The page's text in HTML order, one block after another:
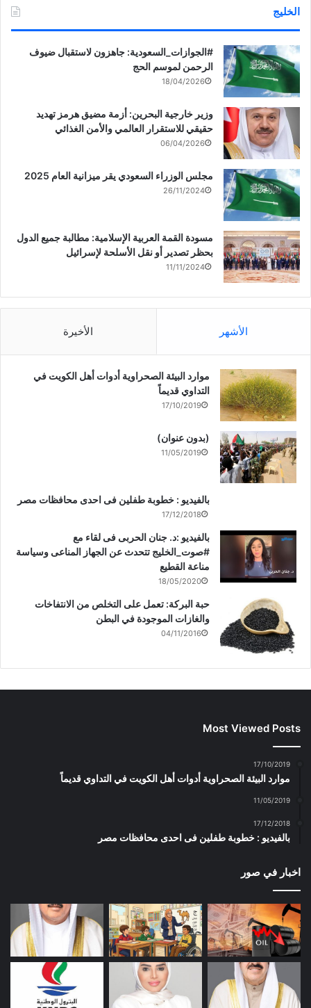
الخليج
‏‎#الجوازات_السعودية: جاهزون لاستقبال ضيوف
الرحمن لموسم الحج
18/04/2026
وزير خارجية البحرين: أزمة مضيق هرمز تهديد
حقيقي للاستقرار العالمي والأمن الغذائي
06/04/2026
مجلس الوزراء السعودي يقر ميزانية العام 2025
26/11/2024
مسودة القمة العربية الإسلامية: مطالبة جميع الدول
بحظر تصدير أو نقل الأسلحة لإسرائيل
11/11/2024
الأشهر الأخيرة
موارد البيئة الصحراوية أدوات أهل الكويت في
التداوي قديماً
17/10/2019
(بدون عنوان)
11/05/2019
بالفيديو : خطوبة طفلين فى احدى محافظات مصر
17/12/2018
بالفيديو :د. جنان الحربى فى لقاء مع
#صوت_الخليج تتحدث عن الجهاز المناعى وسياسة
مناعة القطيع
18/05/2020
حبة البركة: تعمل على التخلص من الانتفاخات
والغازات الموجودة في البطن
04/11/2016
Most Viewed Posts
17/10/2019
موارد البيئة الصحراوية أدوات أهل الكويت في التداوي قديماً
11/05/2019
17/12/2018
بالفيديو : خطوبة طفلين فى احدى محافظات مصر
اخبار في صور